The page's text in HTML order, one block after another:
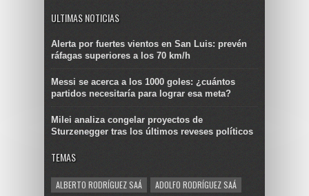
ULTIMAS NOTICIAS
Alerta por fuertes vientos en San Luis: prevén
ráfagas superiores a los 70 km/h
Messi se acerca a los 1000 goles: ¿cuántos
partidos necesitaría para lograr esa meta?
Milei analiza congelar proyectos de
Sturzenegger tras los últimos reveses políticos
TEMAS
ALBERTO RODRÍGUEZ SAÁ
ADOLFO RODRÍGUEZ SAÁ